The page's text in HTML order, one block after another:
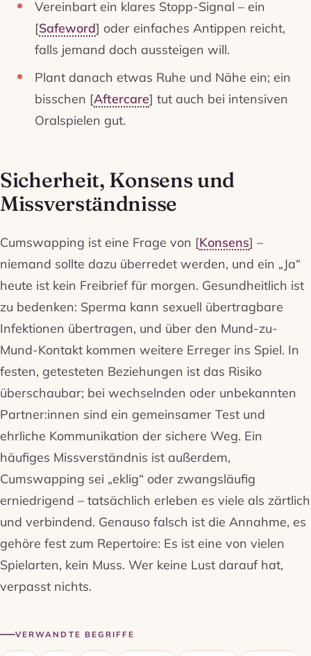
Vereinbart ein klares Stopp-Signal – ein
[Safeword] oder einfaches Antippen reicht,
falls jemand doch aussteigen will.
Plant danach etwas Ruhe und Nähe ein; ein
bisschen [Aftercare] tut auch bei intensiven
Oralspielen gut.
Sicherheit, Konsens und
Missverständnisse
Cumswapping ist eine Frage von [Konsens] –
niemand sollte dazu überredet werden, und ein „Ja“
heute ist kein Freibrief für morgen. Gesundheitlich ist
zu bedenken: Sperma kann sexuell übertragbare
Infektionen übertragen, und über den Mund-zu-
Mund-Kontakt kommen weitere Erreger ins Spiel. In
festen, getesteten Beziehungen ist das Risiko
überschaubar; bei wechselnden oder unbekannten
Partner:innen sind ein gemeinsamer Test und
ehrliche Kommunikation der sichere Weg. Ein
häufiges Missverständnis ist außerdem,
Cumswapping sei „eklig“ oder zwangsläufig
erniedrigend – tatsächlich erleben es viele als zärtlich
und verbindend. Genauso falsch ist die Annahme, es
gehöre fest zum Repertoire: Es ist eine von vielen
Spielarten, kein Muss. Wer keine Lust darauf hat,
verpasst nichts.
VERWANDTE BEGRIFFE